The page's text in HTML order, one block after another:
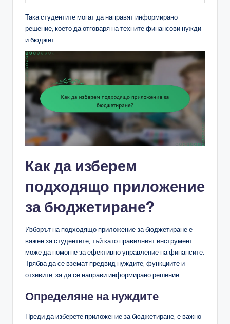
Така студентите могат да направят информирано
решение, което да отговаря на техните финансови нужди
и бюджет.
Как да изберем
подходящо приложение
за бюджетиране?
Изборът на подходящо приложение за бюджетиране е
важен за студентите, тъй като правилният инструмент
може да помогне за ефективно управление на финансите.
Трябва да се вземат предвид нуждите, функциите и
отзивите, за да се направи информирано решение.
Определяне на нуждите
Преди да изберете приложение за бюджетиране, е важно